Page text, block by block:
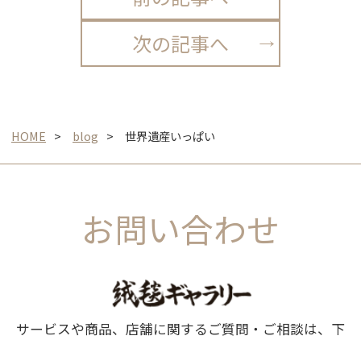
次の記事へ
HOME blog 世界遺産いっぱい
お問い合わせ
サービスや商品、店舗に関するご質問・ご相談は、下